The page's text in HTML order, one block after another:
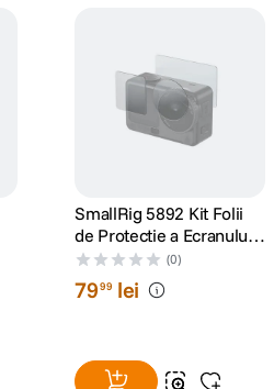
SmallRig 5892 Kit Folii
de Protectie a Ecranului
pentru DJI Osmo Action 6
(0)
7999 lei